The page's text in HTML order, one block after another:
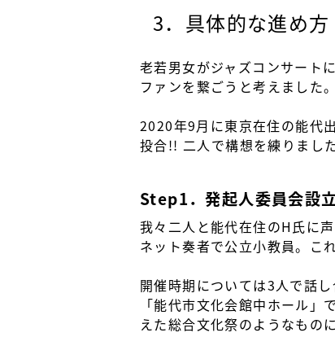
3．具体的な進め方
老若男女がジャズコンサート
ファンを繋ごうと考えました。
2020年9月に東京在住の能代
投合!! 二人で構想を練りました
Step1．発起人委員会設
我々二人と能代在住のH氏に
ネット奏者で公立小教員。こ
開催時期については3人で話
「能代市文化会館中ホール
えた総合文化祭のようなもの